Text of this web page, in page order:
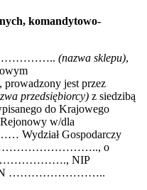
komandytowo-
(nazwa sklepu),
jest przez
przedsiębiorcy) z siedzibą
do Krajowego
w/dla
Gospodarczy
………………………….., o
NIP
……………………..